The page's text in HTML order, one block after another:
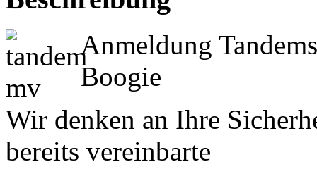
Anmeldung
Boogie
Wir denken an Ihre
bereits vereinbarte